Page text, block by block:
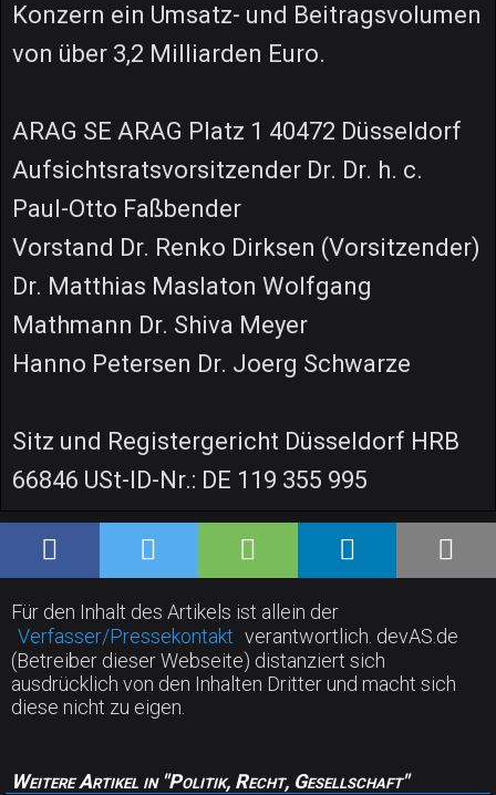
Konzern ein Umsatz- und Beitragsvolumen
von über 3,2 Milliarden Euro.
ARAG SE ARAG Platz 1 40472 Düsseldorf
Aufsichtsratsvorsitzender Dr. Dr. h. c.
Paul-Otto Faßbender
Vorstand Dr. Renko Dirksen (Vorsitzender)
Dr. Matthias Maslaton Wolfgang
Mathmann Dr. Shiva Meyer
Hanno Petersen Dr. Joerg Schwarze
Sitz und Registergericht Düsseldorf HRB
66846 USt-ID-Nr.: DE 119 355 995
Für den Inhalt des Artikels ist allein der
Verfasser/Pressekontakt verantwortlich. devAS.de
(Betreiber dieser Webseite) distanziert sich
ausdrücklich von den Inhalten Dritter und macht sich
diese nicht zu eigen.
Weitere Artikel in "Politik, Recht, Gesellschaft"